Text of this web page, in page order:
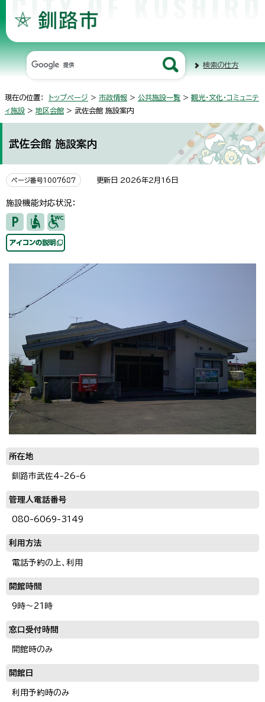
検索の仕方
現在の位置： トップページ > 市政情報 > 公共施設一覧 > 観光・文化・コミュニテ
ィ施設 > 地区会館 > 武佐会館 施設案内
武佐会館 施設案内
ページ番号1007687 更新日 2026年2月16日
施設機能対応状況：
所在地
釧路市武佐4-26-6
管理人電話番号
080-6069-3149
利用方法
電話予約の上、利用
開館時間
9時～21時
窓口受付時間
開館時のみ
開館日
利用予約時のみ